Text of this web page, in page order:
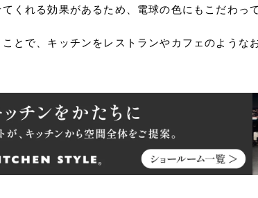
くれる効果があるため、電球の色にもこだわっ
とで、キッチンをレストランやカフェのような